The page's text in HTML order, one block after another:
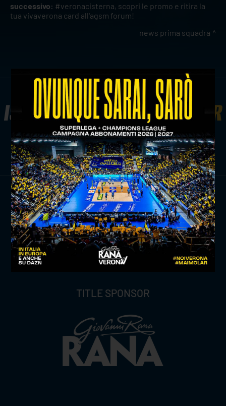
successivo: #veronacisterna, scopri le promo e ritira la
tua vivaverona card all'agsm forum!
news prima squadra
ISCRIVITI ALLANEWSLETTER
ISCRIVITI ORA
TITLE SPONSOR